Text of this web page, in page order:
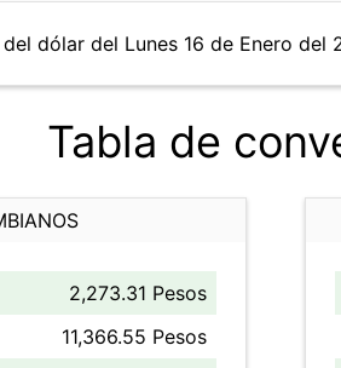
dólar del Lunes 16 de Enero
Tabla de
2,273.31 Pesos
11,366.55 Pesos